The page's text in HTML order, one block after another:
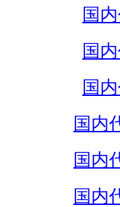
国
国
国
国内
国内
国内